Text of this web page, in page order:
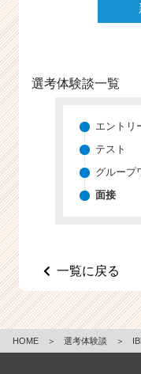
届
く
チ
ャ
r
選考体験談一覧
エントリ
テスト
グループ
面接
一覧に戻る
HOME ＞ 選考体験談 ＞